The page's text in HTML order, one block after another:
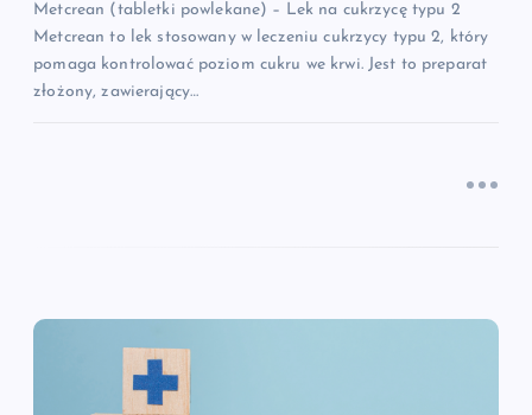
s
u
Metcrean (tabletki powlekane) – Lek na cukrzycę typu 2
Metcrean to lek stosowany w leczeniu cukrzycy typu 2, który
pomaga kontrolować poziom cukru we krwi. Jest to preparat
złożony, zawierający…